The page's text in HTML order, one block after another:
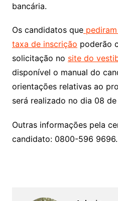
bancária.
Os candidatos quepediram
taxa de inscrição poderão
solicitação no site do
disponível o manual do
orientações relativas ao
será realizado no dia 08 de
Outras informações pela
candidato: 0800-596 9696.